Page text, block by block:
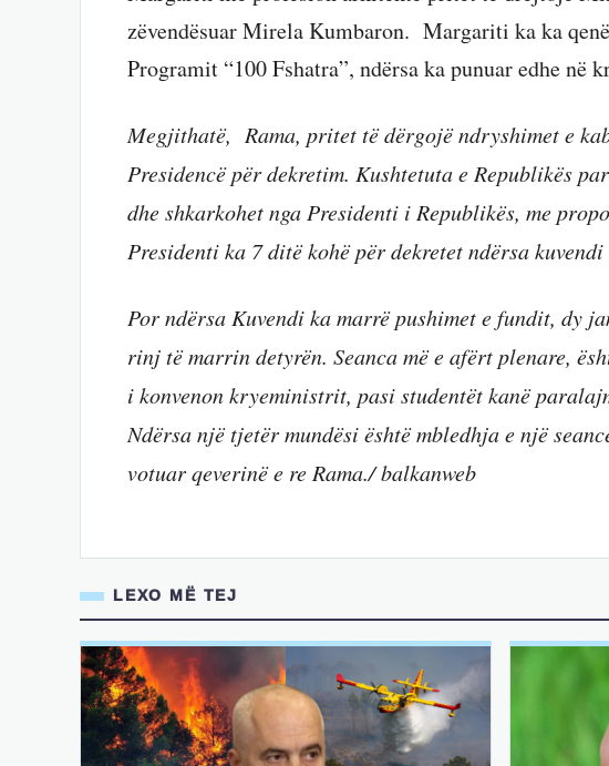
zëvendësuar Mirela Kumbaron. Margariti ka ka
Programit “100 Fshatra”, ndërsa ka punuar edhe
Megjithatë, Rama, pritet të dërgojë ndryshimet e
Presidencë për dekretim. Kushtetuta e Republikës
dhe shkarkohet nga Presidenti i Republikës, me
Presidenti ka 7 ditë kohë për dekretet ndërsa
Por ndërsa Kuvendi ka marrë pushimet e fundit, dy
rinj të marrin detyrën. Seanca më e afërt plenare,
i konvenon kryeministrit, pasi studentët kanë
Ndërsa një tjetër mundësi është mbledhja e një
votuar qeverinë e re Rama./ balkanweb
LEXO MË TEJ